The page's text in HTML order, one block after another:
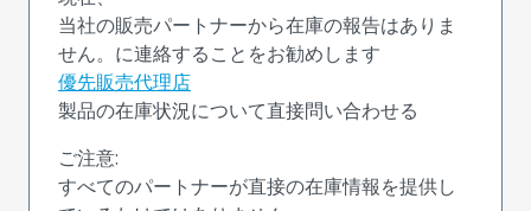
当社の販売パートナーから在庫の報告はありま
せん。に連絡することをお勧めします
優先販売代理店
製品の在庫状況について直接問い合わせる
ご注意:
すべてのパートナーが直接の在庫情報を提供し